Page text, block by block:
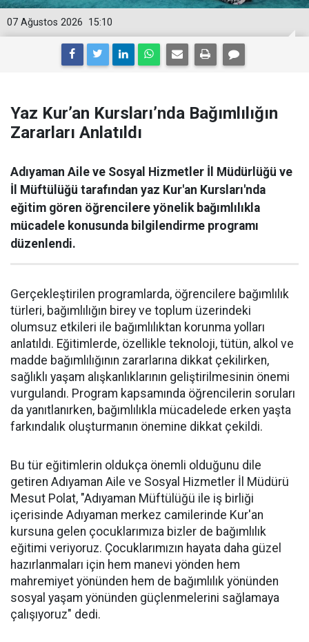
15:10
07 Ağustos 2026
Yaz Kur’an Kursları’nda Bağımlılığın
Zararları Anlatıldı
Adıyaman Aile ve Sosyal Hizmetler İl Müdürlüğü ve
İl Müftülüğü tarafından yaz Kur'an Kursları'nda
eğitim gören öğrencilere yönelik bağımlılıkla
mücadele konusunda bilgilendirme programı
düzenlendi.
Gerçekleştirilen programlarda, öğrencilere bağımlılık
türleri, bağımlılığın birey ve toplum üzerindeki
olumsuz etkileri ile bağımlılıktan korunma yolları
anlatıldı. Eğitimlerde, özellikle teknoloji, tütün, alkol ve
madde bağımlılığının zararlarına dikkat çekilirken,
sağlıklı yaşam alışkanlıklarının geliştirilmesinin önemi
vurgulandı. Program kapsamında öğrencilerin soruları
da yanıtlanırken, bağımlılıkla mücadelede erken yaşta
farkındalık oluşturmanın önemine dikkat çekildi.
Bu tür eğitimlerin oldukça önemli olduğunu dile
getiren Adıyaman Aile ve Sosyal Hizmetler İl Müdürü
Mesut Polat, "Adıyaman Müftülüğü ile iş birliği
içerisinde Adıyaman merkez camilerinde Kur'an
kursuna gelen çocuklarımıza bizler de bağımlılık
eğitimi veriyoruz. Çocuklarımızın hayata daha güzel
hazırlanmaları için hem manevi yönden hem
mahremiyet yönünden hem de bağımlılık yönünden
sosyal yaşam yönünden güçlenmelerini sağlamaya
çalışıyoruz" dedi.